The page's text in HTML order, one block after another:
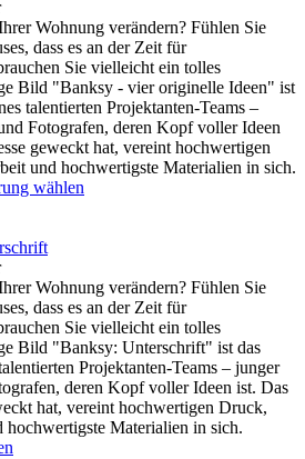
Wohnung verändern? Fühlen Sie
dass es an der Zeit für
Sie vielleicht ein tolles
Bild "Banksy - vier originelle Ideen" ist
talentierten Projektanten-Teams –
Fotografen, deren Kopf voller Ideen
geweckt hat, vereint hochwertigen
und hochwertigste Materialien in sich.
wählen
Wohnung verändern? Fühlen Sie
dass es an der Zeit für
Sie vielleicht ein tolles
Bild "Banksy: Unterschrift" ist das
Projektanten-Teams – junger
deren Kopf voller Ideen ist. Das
hat, vereint hochwertigen Druck,
hochwertigste Materialien in sich.